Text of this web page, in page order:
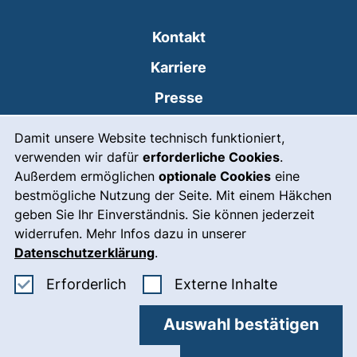
Damit unsere Website technisch funktioniert,
verwenden wir dafür erforderliche Cookies.
Außerdem ermöglichen optionale Cookies eine
bestmögliche Nutzung der Seite. Mit einem Häkchen
geben Sie Ihr Einverständnis. Sie können jederzeit
widerrufen. Mehr Infos dazu in unserer
Datenschutzerklärung.
Erforderlich Erforderliche Cookies akzeptieren
Externe Inhalte: Externe
Auswahl bestätigen
Kontakt
Karriere
Presse
Leichte Sprache
Gebärdensprache
Notfall(externer Link, öffnet
Impressum
Barrierefreiheit
Datenschutz